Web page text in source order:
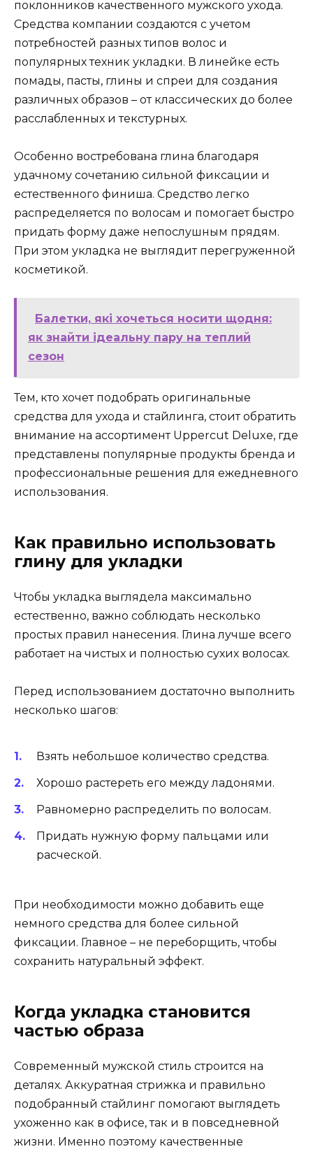
поклонников качественного мужского ухода.
Средства компании создаются с учетом
потребностей разных типов волос и
популярных техник укладки. В линейке есть
помады, пасты, глины и спреи для создания
различных образов – от классических до более
расслабленных и текстурных.
Особенно востребована глина благодаря
удачному сочетанию сильной фиксации и
естественного финиша. Средство легко
распределяется по волосам и помогает быстро
придать форму даже непослушным прядям.
При этом укладка не выглядит перегруженной
косметикой.
Балетки, які хочеться носити щодня:
як знайти ідеальну пару на теплий
сезон
Тем, кто хочет подобрать оригинальные
средства для ухода и стайлинга, стоит обратить
внимание на ассортимент Uppercut Deluxe, где
представлены популярные продукты бренда и
профессиональные решения для ежедневного
использования.
Как правильно использовать
глину для укладки
Чтобы укладка выглядела максимально
естественно, важно соблюдать несколько
простых правил нанесения. Глина лучше всего
работает на чистых и полностью сухих волосах.
Перед использованием достаточно выполнить
несколько шагов:
Взять небольшое количество средства.
Хорошо растереть его между ладонями.
Равномерно распределить по волосам.
Придать нужную форму пальцами или
расческой.
При необходимости можно добавить еще
немного средства для более сильной
фиксации. Главное – не переборщить, чтобы
сохранить натуральный эффект.
Когда укладка становится
частью образа
Современный мужской стиль строится на
деталях. Аккуратная стрижка и правильно
подобранный стайлинг помогают выглядеть
ухоженно как в офисе, так и в повседневной
жизни. Именно поэтому качественные